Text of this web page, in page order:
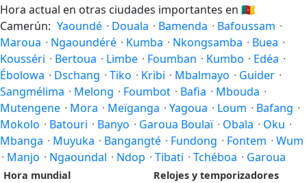
Hora actual en otras ciudades importantes en 🇨🇲
Camerún: Yaoundé · Douala · Bamenda · Bafoussam ·
Maroua · Ngaoundéré · Kumba · Nkongsamba · Buea ·
Kousséri · Bertoua · Limbe · Foumban · Kumbo · Edéa ·
Ébolowa · Dschang · Tiko · Kribi · Mbalmayo · Guider ·
Sangmélima · Melong · Foumbot · Bafia · Mbouda ·
Mutengene · Mora · Meïganga · Yagoua · Loum · Bafang ·
Mokolo · Batouri · Banyo · Garoua Boulaï · Obala · Oku ·
Mbanga · Muyuka · Bangangté · Fundong · Fontem · Wum
· Manjo · Ngaoundal · Ndop · Tibati · Tchéboa · Garoua
Hora mundial
Relojes y temporizadores